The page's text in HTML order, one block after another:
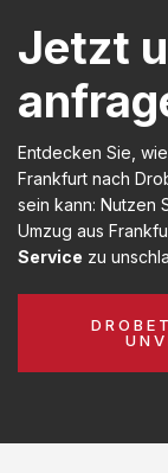
Jetzt
Entdecken Sie,
Frankfurt nach
sein kann: Nutzen
Umzug aus
Service zu